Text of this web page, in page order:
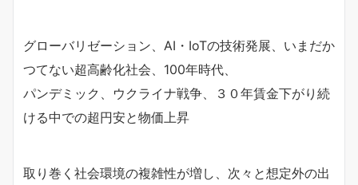
グローバリゼーション、AI・IoTの技術発展、いまだか
つてない超高齢化社会、100年時代、
パンデミック、ウクライナ戦争、３０年賃金下がり続
ける中での超円安と物価上昇
取り巻く社会環境の複雑性が増し、次々と想定外の出